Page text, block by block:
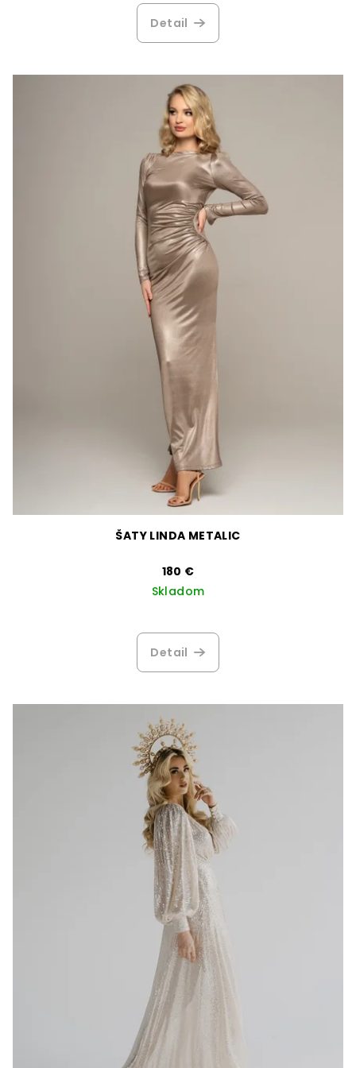
Detail
ŠATY LINDA METALIC
180 €
Skladom
Detail